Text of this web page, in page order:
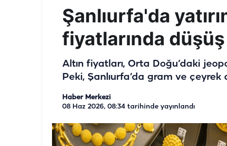
Şanlıurfa'da
fiyatlarında düşüş
Altın fiyatları, Orta Doğu’daki
Peki, Şanlıurfa’da gram ve çeyrek
Haber Merkezi
08 Haz 2026, 08:34 tarihinde yayınlandı